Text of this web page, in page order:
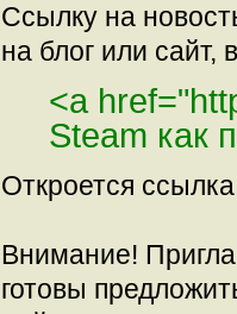
Ссылку на
на блог или сайт,
<a
Steam как
Откроется
Внимание!
готовы